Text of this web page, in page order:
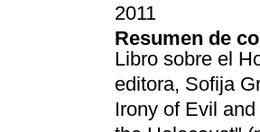
2011
Resumen de
Libro sobre el
editora, Sofija
Irony of Evil